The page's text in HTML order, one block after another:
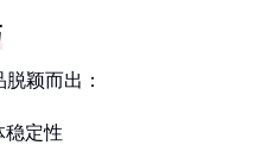
颖而出：
稳定性